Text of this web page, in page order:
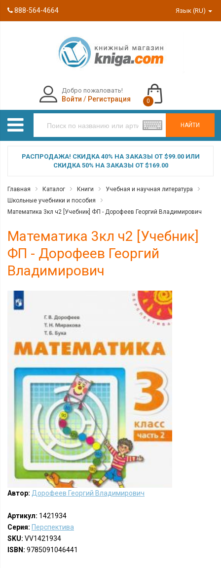
888-564-4664 Язык (RU)
НАЙТИ
Добро пожаловать!
Войти / Регистрация 0
РАСПРОДАЖА! СКИДКА 40% НА ЗАКАЗЫ ОТ $99.00 ИЛИ
СКИДКА 50% НА ЗАКАЗЫ ОТ $169.00
Главная Каталог Книги
Учебная и научная литература
Школьные учебники и пособия
Математика 3кл ч2 [Учебник] ФП - Дорофеев Георгий Владимирович
Математика 3кл ч2 [Учебник]
ФП - Дорофеев Георгий
Владимирович
Автор: Дорофеев Георгий Владимирович
Артикул: 1421934
Серия: Перспектива
SKU: VV1421934
ISBN: 9785091046441